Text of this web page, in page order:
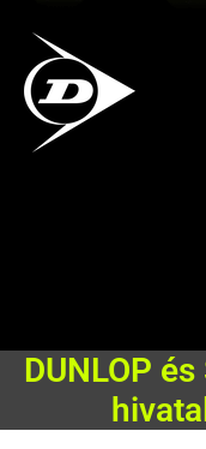
DUNLOP